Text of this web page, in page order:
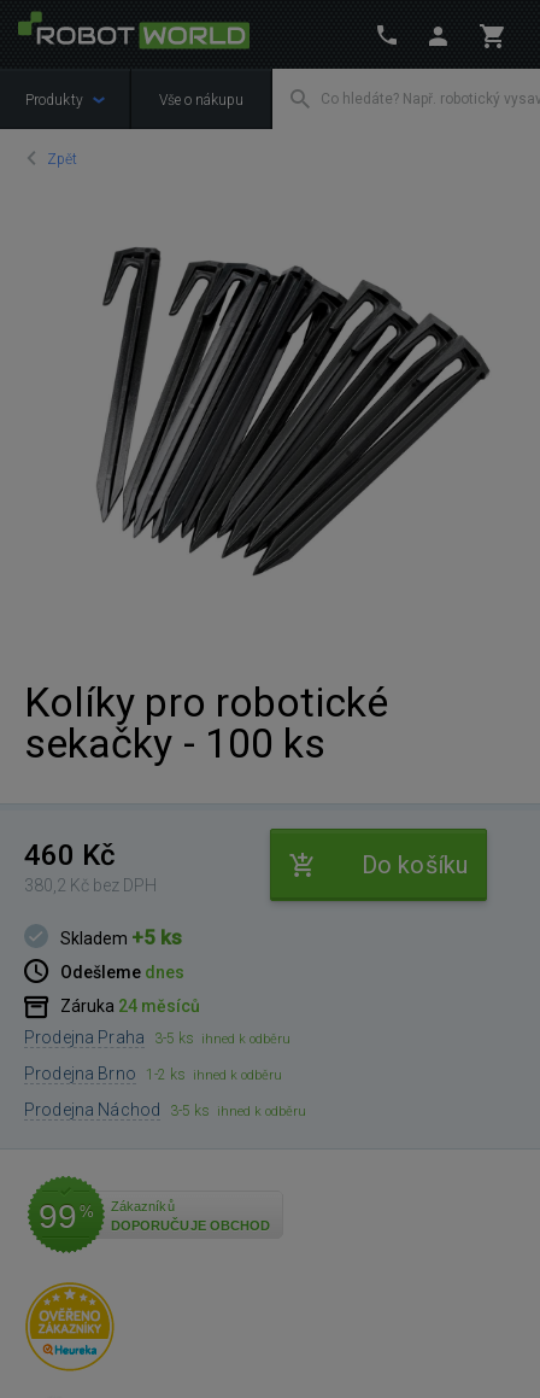
Produkty Vše o nákupu
Zpět
Kolíky pro robotické
sekačky - 100 ks
460 Kč
380,2 Kč bez DPH
Do košíku
Skladem +5 ks
Odešleme dnes
Záruka 24 měsíců
Prodejna Praha
3-5 ks ihned k odběru
Prodejna Brno 1-2 ks ihned k odběru
Prodejna Náchod 3-5 ks ihned k odběru
99 %
Zákazníků
DOPORUČUJE OBCHOD